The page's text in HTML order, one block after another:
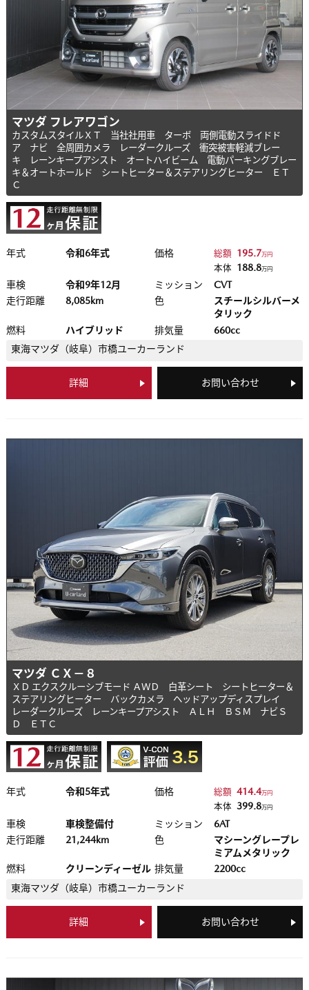
マツダ フレアワゴン
カスタムスタイルＸＴ 当社社用車 ターボ 両側電動スライドド
ア ナビ 全周囲カメラ レーダークルーズ 衝突被害軽減ブレー
キ レーンキープアシスト オートハイビーム 電動パーキングブレー
キ＆オートホールド シートヒーター＆ステアリングヒーター ＥＴ
Ｃ
年式 令和6年式 価格 総額 195.7 万円
本体 188.8 万円
車検 令和9年12月 ミッション
CVT
走行距離
8,085km 色
スチールシルバーメ
タリック
燃料
ハイブリッド 排気量
660cc
東海マツダ（岐阜） 市橋ユーカーランド
詳細 お問い合わせ
マツダ ＣＸ－８
ＸＤ エクスクルーシブモード ＡＷＤ 白革シート シートヒーター＆
ステアリングヒーター バックカメラ ヘッドアップディスプレイ
レーダークルーズ レーンキープアシスト ＡＬＨ ＢＳＭ ナビＳ
Ｄ ＥＴＣ
年式 令和5年式 価格 総額 414.4万円
本体 399.8万円
車検 車検整備付 ミッション
6AT
走行距離
21,244km 色
マシーングレープレ
ミアムメタリック
燃料
クリーンディーゼル 排気量
2200cc
東海マツダ（岐阜） 市橋ユーカーランド
詳細 お問い合わせ